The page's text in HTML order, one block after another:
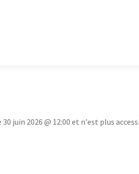
juin 2026 @ 12:00 et n'est plus